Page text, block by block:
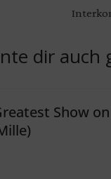
dir auch
Show